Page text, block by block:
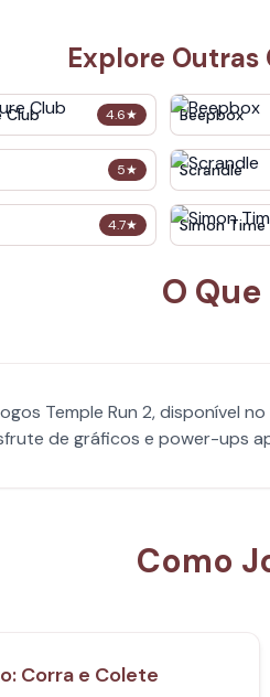
Explore Outras
4.6★
Club Beepbox
5★ Scrandle
4.7★ Simon Time
O
Temple Run 2, disponível
de gráficos e power-ups
Como
Corra e Colete